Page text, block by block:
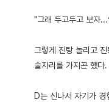
"그래 두고두고 보자
그렇게 진탕 놀리고
술자리를 가지곤 했다.
D는 신나서 자기가 경